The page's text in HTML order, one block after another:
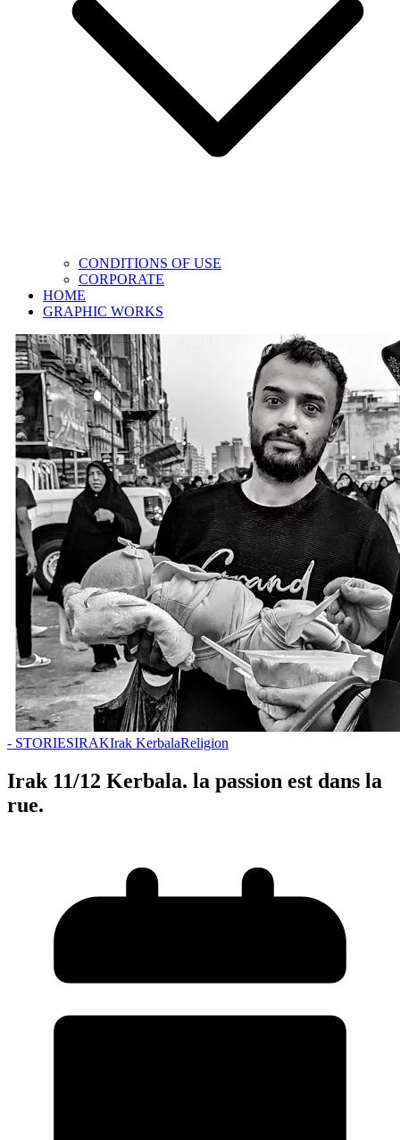
CONDITIONS OF USE
CORPORATE
HOME
GRAPHIC WORKS
- STORIESIRAKIrak KerbalaReligion
Irak 11/12 Kerbala. la passion est dans la
rue.